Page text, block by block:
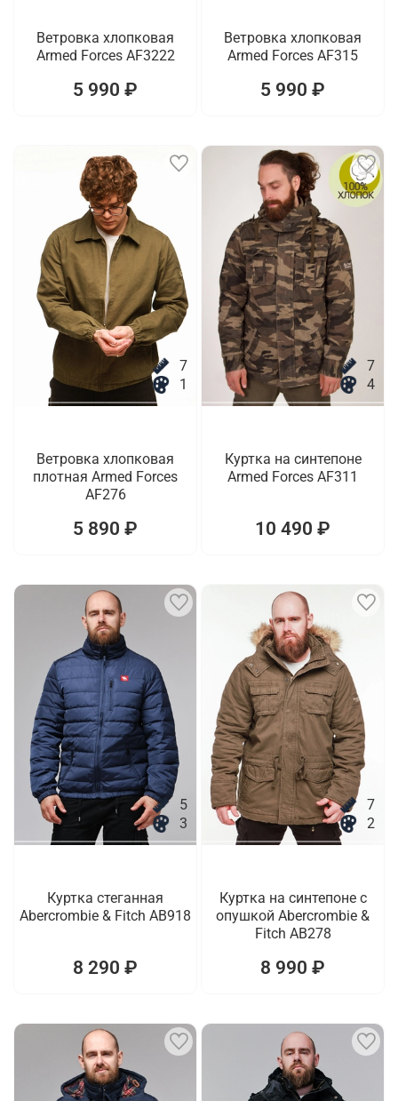
Ветровка хлопковая
Armed Forces AF3222
5 990 ₽
Ветровка хлопковая
Armed Forces AF315
5 990 ₽
7
1
Ветровка хлопковая
плотная Armed Forces
AF276
5 890 ₽
7
4
Куртка на синтепоне
Armed Forces AF311
10 490 ₽
5
3
Куртка стеганная
Abercrombie & Fitch AB918
8 290 ₽
7
2
Куртка на синтепоне с
опушкой Abercrombie &
Fitch AB278
8 990 ₽